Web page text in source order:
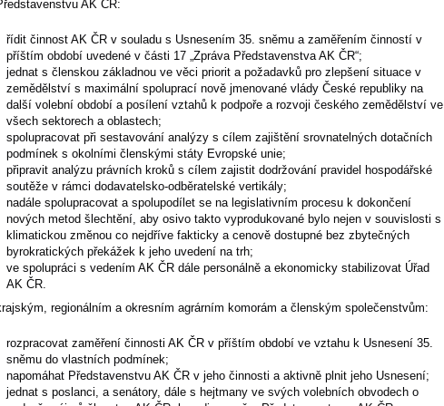
AK ČR:
řídit činnost AK ČR v souladu s Usnesením 35. sněmu a zaměřením činností v
příštím období uvedené v části 17 „Zpráva Představenstva AK ČR“;
jednat s členskou základnou ve věci priorit a požadavků pro zlepšení situace v
zemědělství s maximální spoluprací nově jmenované vlády České republiky na
další volební období a posílení vztahů k podpoře a rozvoji českého zemědělství ve
všech sektorech a oblastech;
spolupracovat při sestavování analýzy s cílem zajištění srovnatelných dotačních
podmínek s okolními členskými státy Evropské unie;
připravit analýzu právních kroků s cílem zajistit dodržování pravidel hospodářské
soutěže v rámci dodavatelsko-odběratelské vertikály;
nadále spolupracovat a spolupodílet se na legislativním procesu k dokončení
nových metod šlechtění, aby osivo takto vyprodukované bylo nejen v souvislosti s
klimatickou změnou co nejdříve fakticky a cenově dostupné bez zbytečných
byrokratických překážek k jeho uvedení na trh;
ve spolupráci s vedením AK ČR dále personálně a ekonomicky stabilizovat Úřad
AK ČR.
regionálním a okresním agrárním komorám a členským společenstvům:
rozpracovat zaměření činnosti AK ČR v příštím období ve vztahu k Usnesení 35.
sněmu do vlastních podmínek;
napomáhat Představenstvu AK ČR v jeho činnosti a aktivně plnit jeho Usnesení;
jednat s poslanci, a senátory, dále s hejtmany ve svých volebních obvodech o